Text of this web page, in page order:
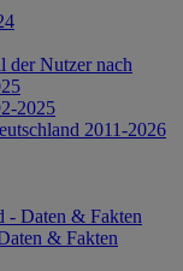
der Nutzer nach
2025
2011-2026
- Daten & Fakten
& Fakten